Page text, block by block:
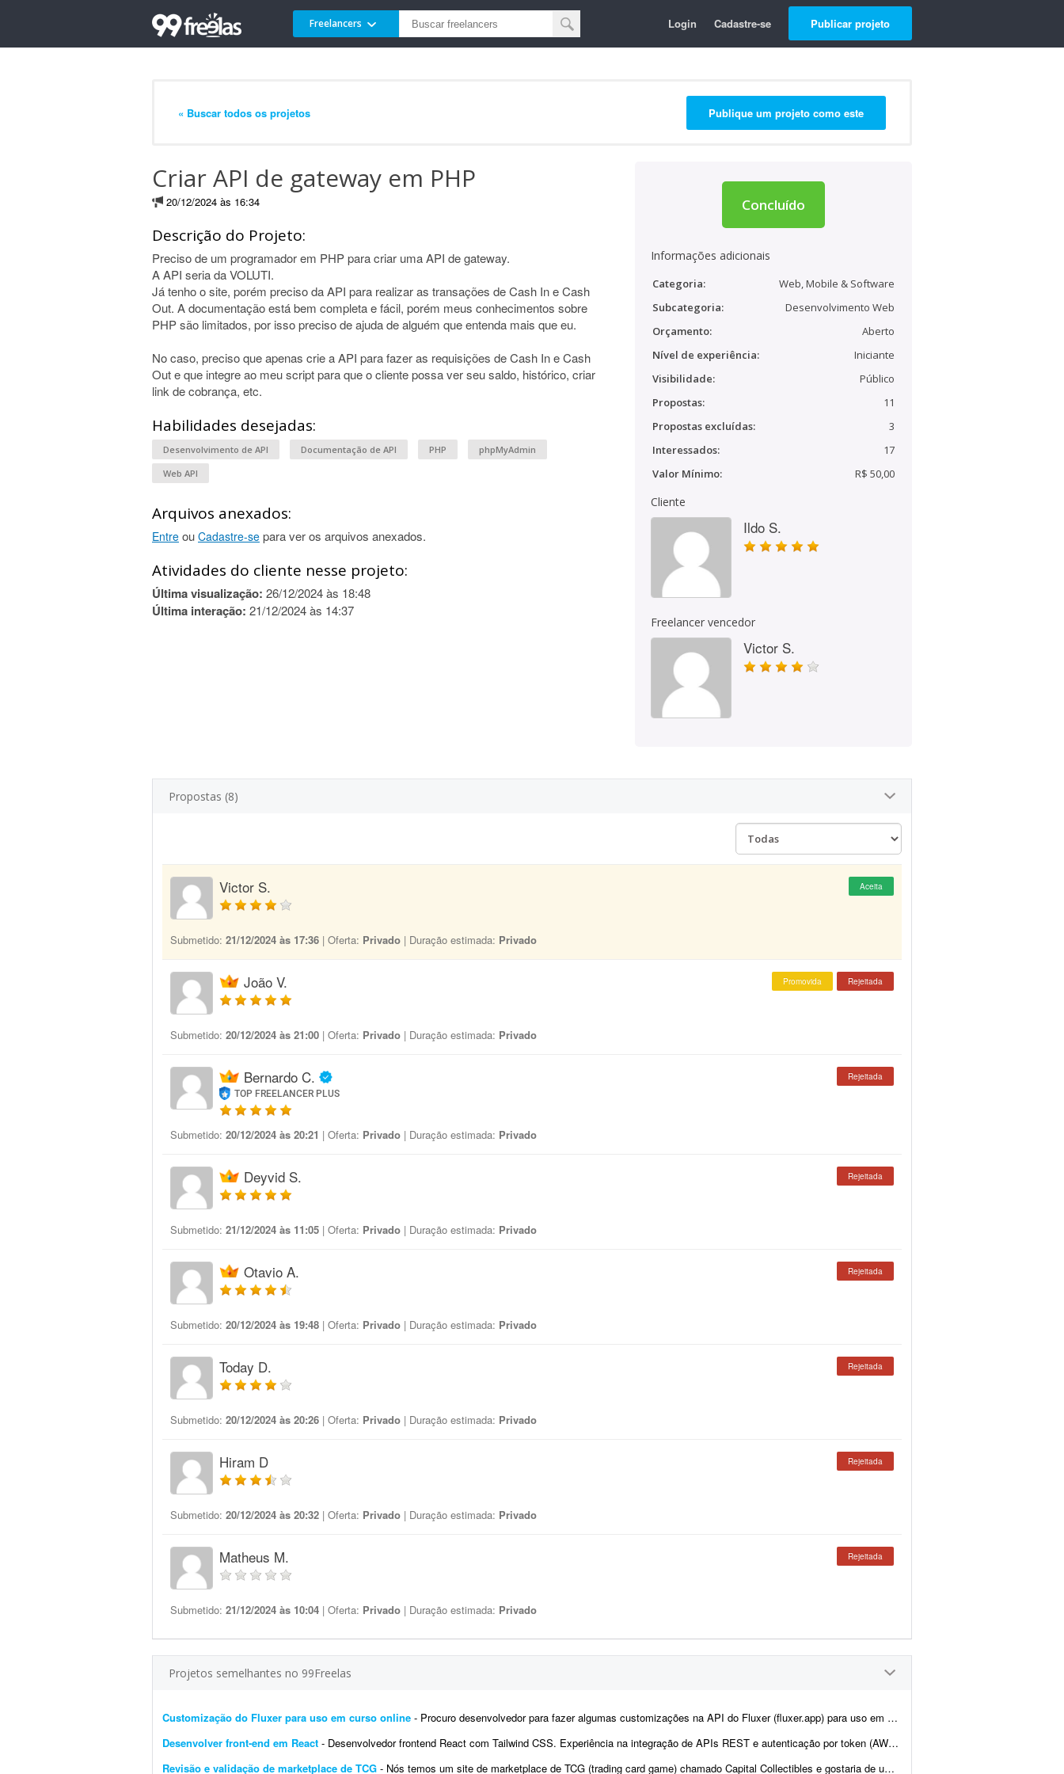
Freelancers Login Cadastre-se Publicar projeto
« Buscar todos os projetos Publique um projeto como este
Criar API de gateway em PHP
20/12/2024 às 16:34
Descrição do Projeto:
Preciso de um programador em PHP para criar uma API de gateway.
A API seria da VOLUTI.
Já tenho o site, porém preciso da API para realizar as transações de Cash In e Cash
Out. A documentação está bem completa e fácil, porém meus conhecimentos sobre
PHP são limitados, por isso preciso de ajuda de alguém que entenda mais que eu.
No caso, preciso que apenas crie a API para fazer as requisições de Cash In e Cash
Out e que integre ao meu script para que o cliente possa ver seu saldo, histórico, criar
link de cobrança, etc.
Habilidades desejadas:
Desenvolvimento de API Documentação de API PHP
phpMyAdmin
Web API
Arquivos anexados:
Entre ou Cadastre-se para ver os arquivos anexados.
Atividades do cliente nesse projeto:
Última visualização: 26/12/2024 às 18:48
Última interação: 21/12/2024 às 14:37
Concluído
Informações adicionais
Categoria:
Web, Mobile & Software
Subcategoria:
Desenvolvimento Web
Orçamento:
Aberto
Nível de experiência:
Iniciante
Visibilidade:
Público
Propostas:
11
Propostas excluídas:
3
Interessados:
17
Valor Mínimo:
R$ 50,00
Cliente
Ildo S.
Freelancer vencedor
Victor S.
Propostas (8)
Victor S. Aceita
Submetido: 21/12/2024 às 17:36 | Oferta: Privado | Duração estimada: Privado
João V. Promovida Rejeitada
Submetido: 20/12/2024 às 21:00 | Oferta: Privado | Duração estimada: Privado
Bernardo C.
TOP FREELANCER PLUS
Rejeitada
Submetido: 20/12/2024 às 20:21 | Oferta: Privado | Duração estimada: Privado
Deyvid S. Rejeitada
Submetido: 21/12/2024 às 11:05 | Oferta: Privado | Duração estimada: Privado
Otavio A. Rejeitada
Submetido: 20/12/2024 às 19:48 | Oferta: Privado | Duração estimada: Privado
Today D. Rejeitada
Submetido: 20/12/2024 às 20:26 | Oferta: Privado | Duração estimada: Privado
Hiram D Rejeitada
Submetido: 20/12/2024 às 20:32 | Oferta: Privado | Duração estimada: Privado
Matheus M. Rejeitada
Submetido: 21/12/2024 às 10:04 | Oferta: Privado | Duração estimada: Privado
Projetos semelhantes no 99Freelas
Customização do Fluxer para uso em curso online - Procuro desenvolvedor para fazer algumas customizações na API do Fluxer (fluxer.app) para uso em um curso online. A ideia é manter praticamente toda a estrutura atual da plata...
Desenvolver front-end em React - Desenvolvedor frontend React com Tailwind CSS. Experiência na integração de APIs REST e autenticação por token (AWS Cognito é diferencial). O design j&aacut...
Revisão e validação de marketplace de TCG - Nós temos um site de marketplace de TCG (trading card game) chamado Capital Collectibles e gostaria de um programador front-end e back-end para nos ajudar a revisar a estrutura e validar a p...